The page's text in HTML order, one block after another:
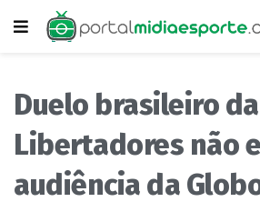
Duelo brasileiro da
Libertadores não
audiência da